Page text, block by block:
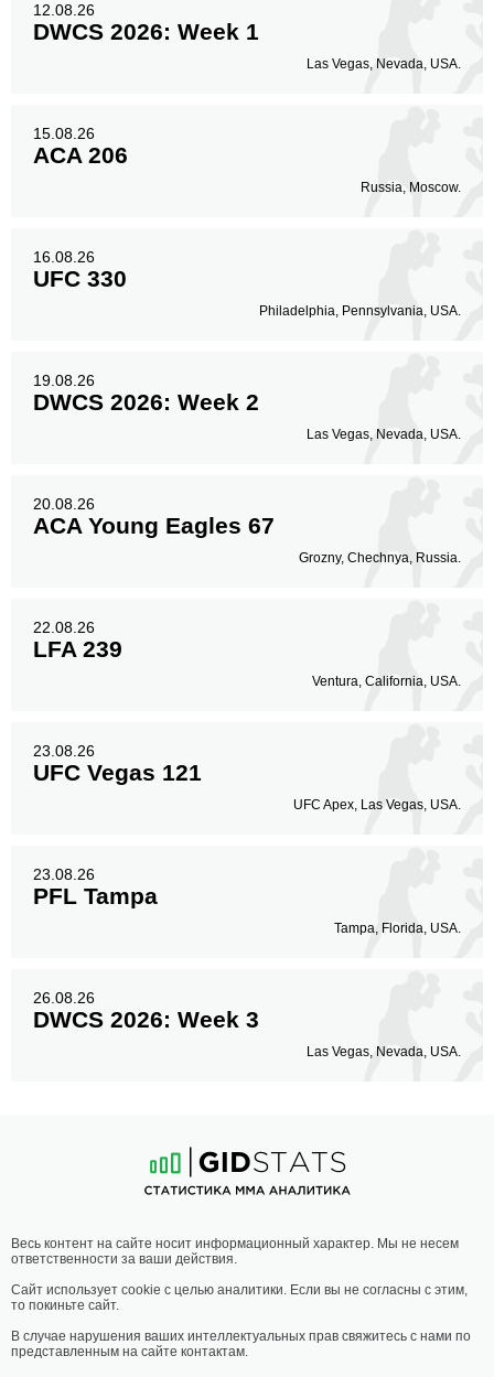
12.08.26
DWCS 2026: Week 1
Las Vegas, Nevada, USA.
15.08.26
ACA 206
Russia, Moscow.
16.08.26
UFC 330
Philadelphia, Pennsylvania, USA.
19.08.26
DWCS 2026: Week 2
Las Vegas, Nevada, USA.
20.08.26
ACA Young Eagles 67
Grozny, Chechnya, Russia.
22.08.26
LFA 239
Ventura, California, USA.
23.08.26
UFC Vegas 121
UFC Apex, Las Vegas, USA.
23.08.26
PFL Tampa
Tampa, Florida, USA.
26.08.26
DWCS 2026: Week 3
Las Vegas, Nevada, USA.
Весь контент на сайте носит информационный характер. Мы не несем
ответственности за ваши действия.
Сайт использует cookie с целью аналитики. Если вы не согласны с этим,
то покиньте сайт.
В случае нарушения ваших интеллектуальных прав свяжитесь с нами по
представленным на сайте контактам.